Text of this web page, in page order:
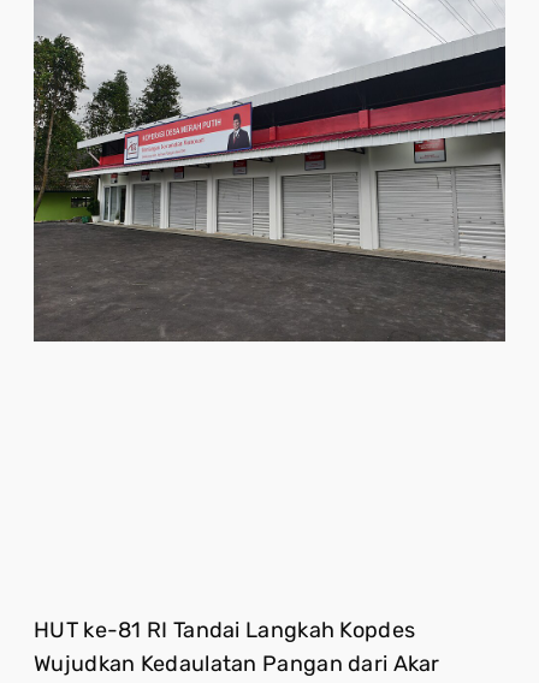
HUT ke-81 RI Tandai Langkah Kopdes
Wujudkan Kedaulatan Pangan dari Akar